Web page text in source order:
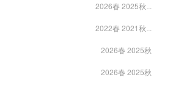
2026春 2025秋...
2022春 2021秋...
2026春 2025秋
2026春 2025秋